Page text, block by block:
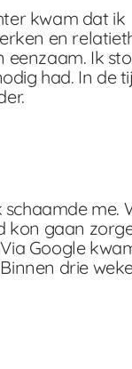
kwam dat ik
en
eenzaam. Ik
had. In de
me.
kon gaan
Google
drie